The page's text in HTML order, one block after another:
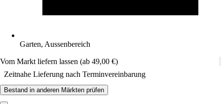
Garten, Aussenbereich
Vom Markt liefern lassen (ab 49,00 €)
Zeitnahe Lieferung nach Terminvereinbarung
Bestand in anderen Märkten prüfen